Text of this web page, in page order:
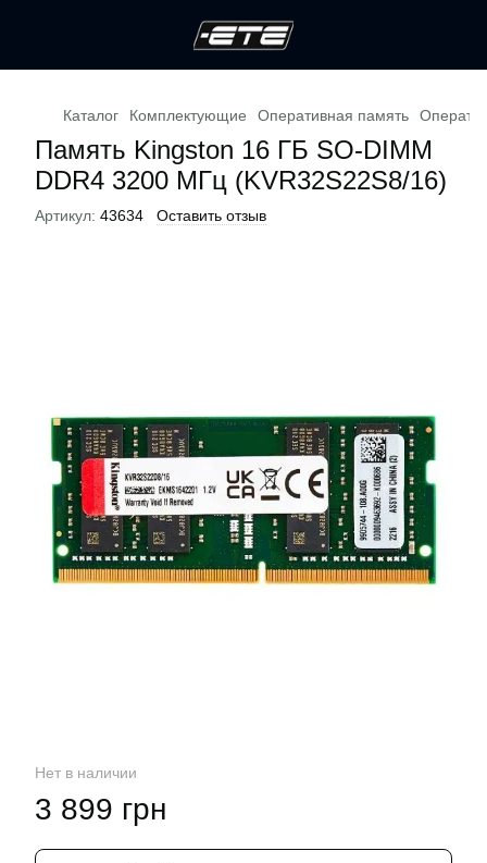
Каталог Комплектующие Оперативная память
Память Kingston 16 ГБ SO-DIMM
DDR4 3200 МГц (KVR32S22S8/16)
Артикул: 43634 Оставить отзыв
Нет в наличии
3 899 грн